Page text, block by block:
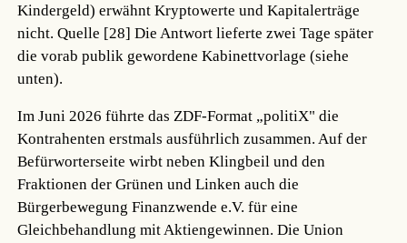
Kindergeld) erwähnt Kryptowerte und Kapitalerträge
nicht.Quelle [28] Die Antwort lieferte zwei Tage später
die vorab publik gewordene Kabinettvorlage (siehe
unten).
Im Juni 2026 führte das ZDF-Format „politiX" die
Kontrahenten erstmals ausführlich zusammen. Auf der
Befürworterseite wirbt neben Klingbeil und den
Fraktionen der Grünen und Linken auch die
Bürgerbewegung Finanzwende e.V. für eine
Gleichbehandlung mit Aktiengewinnen. Die Union